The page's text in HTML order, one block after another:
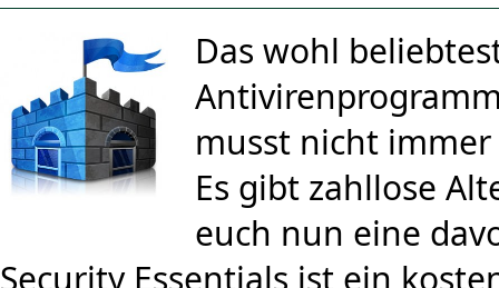
Das wohl
musst nicht
Es gibt zahllose
euch nun eine
Security Essentials ist ein